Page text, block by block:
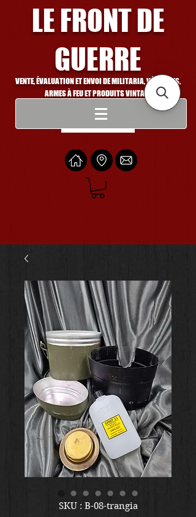
LE FRONT DE
GUERRE
VENTE, ÉVALUATION ET ENVOI DE MILITARIA, VÉHICULES,
ARMES À FEU ET PRODUITS VINTAGE
Se connecter
SKU : B-08-trangia